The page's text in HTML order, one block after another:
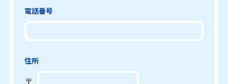
電話番号
住所
〒